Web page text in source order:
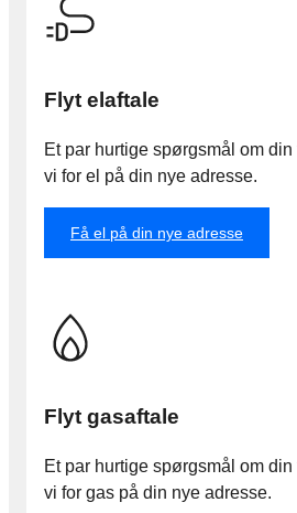
Flyt elaftale
Et par hurtige spørgsmål om
vi for el på din nye adresse.
Få el på din nye adresse
Flyt gasaftale
Et par hurtige spørgsmål om
vi for gas på din nye adresse.